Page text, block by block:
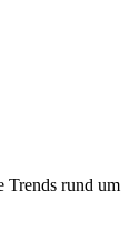
Trends rund um